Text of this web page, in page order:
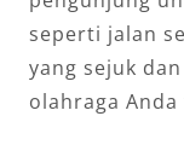
seperti jalan
yang sejuk
olahraga